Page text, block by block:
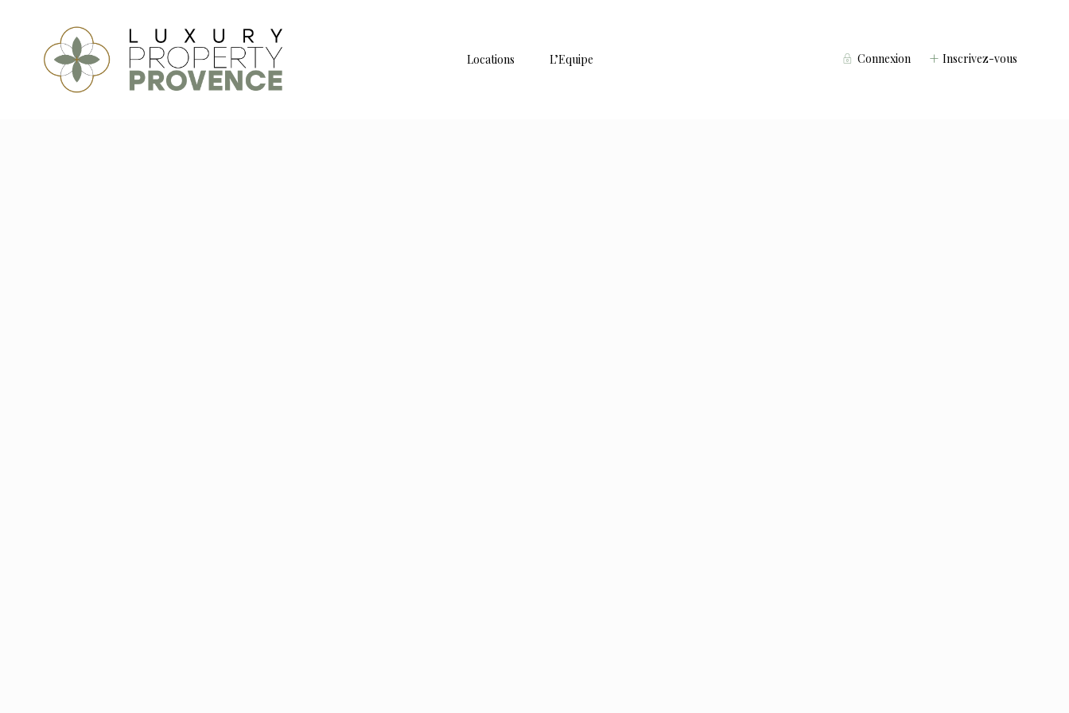
Connexion Inscrivez-vous
Locations L’Equipe